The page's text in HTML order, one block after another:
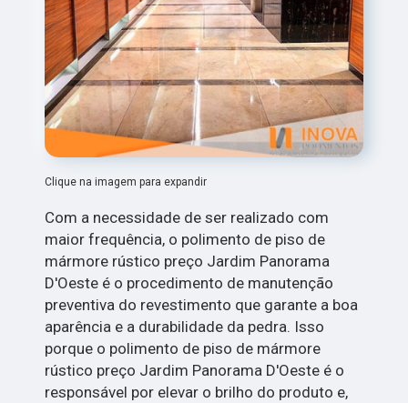
Clique na imagem para expandir
Com a necessidade de ser realizado com
maior frequência, o polimento de piso de
mármore rústico preço Jardim Panorama
D'Oeste é o procedimento de manutenção
preventiva do revestimento que garante a boa
aparência e a durabilidade da pedra. Isso
porque o polimento de piso de mármore
rústico preço Jardim Panorama D'Oeste é o
responsável por elevar o brilho do produto e,